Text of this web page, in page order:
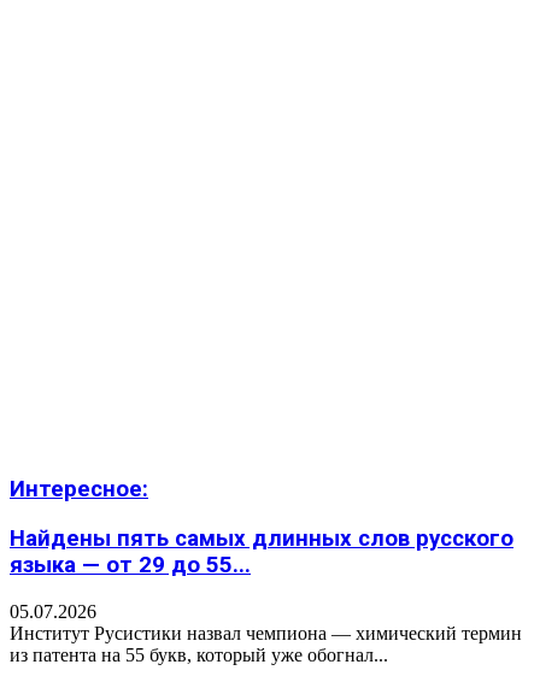
Интересное:
Найдены пять самых длинных слов русского
языка — от 29 до 55...
05.07.2026
Институт Русистики назвал чемпиона — химический термин
из патента на 55 букв, который уже обогнал...